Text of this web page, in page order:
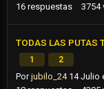
16 respuestas 3754
TODAS LAS PUTAS
1 2
Porjubilo_24 14 Julio